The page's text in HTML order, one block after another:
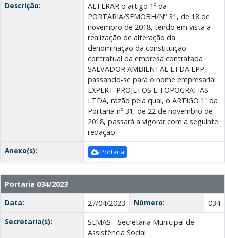
Descrição:
ALTERAR o artigo 1º da
PORTARIA/SEMOBH/Nº 31, de 18 de
novembro de 2018, tendo em vista a
realização de alteração da
denominação da constituição
contratual da empresa contratada
SALVADOR AMBIENTAL LTDA EPP,
passando-se para o nome empresarial
EXPERT PROJETOS E TOPOGRAFIAS
LTDA, razão pela qual, o ARTIGO 1º da
Portaria nº 31, de 22 de novembro de
2018, passará a vigorar com a seguinte
redação
Anexo(s):
Portaria
Portaria 034/2023
Data:
27/04/2023 Número:
034
Secretaria(s):
SEMAS - Secretaria Municipal de
Assistência Social